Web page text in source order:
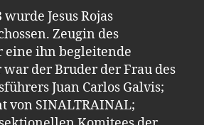
Jesus Rojas
Zeugin des
eine ihn begleitende
war der Bruder der Frau des
Juan Carlos Galvis;
von SINALTRAINAL;